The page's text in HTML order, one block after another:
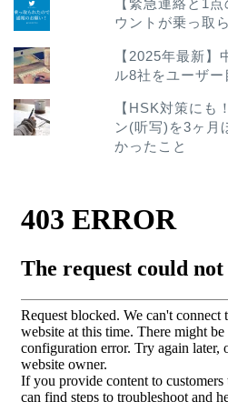
【緊急連絡と1
ウントが乗っ取
【2025年最新
ル8社をユーザ
【HSK対策にも
ン(听写)を3ヶ月
かったこと